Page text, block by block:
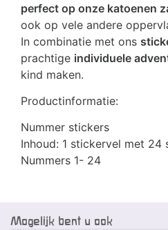
perfect op onze katoenen
ook op vele andere
In combinatie met ons
prachtige individuele
kind maken.
Productinformatie:
Nummer stickers
Inhoud: 1 stickervel met 24
Nummers 1- 24
Mogelijk bent u ook